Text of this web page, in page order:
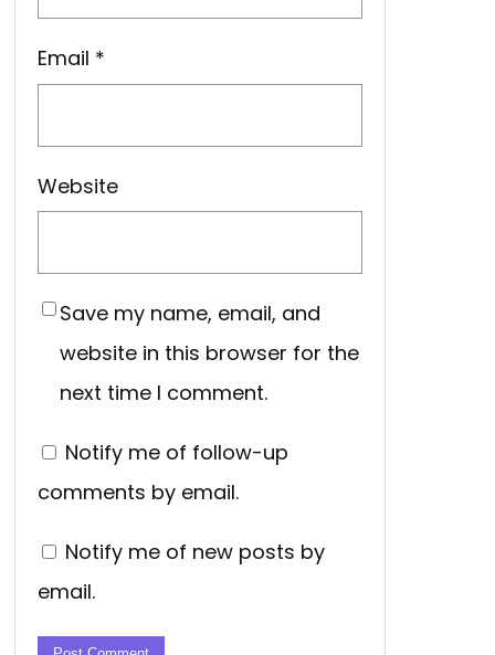
Email *
Website
Save my name, email, and
website in this browser for the
next time I comment.
Notify me of follow-up
comments by email.
Notify me of new posts by
email.